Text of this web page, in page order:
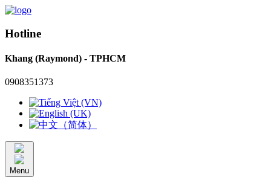
Hotline
Khang (Raymond) - TPHCM
0908351373
Menu